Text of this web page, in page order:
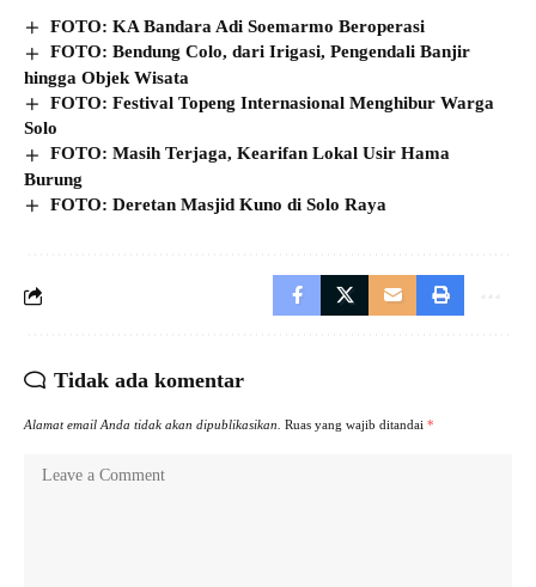
FOTO: KA Bandara Adi Soemarmo Beroperasi
FOTO: Bendung Colo, dari Irigasi, Pengendali Banjir
hingga Objek Wisata
FOTO: Festival Topeng Internasional Menghibur Warga
Solo
FOTO: Masih Terjaga, Kearifan Lokal Usir Hama
Burung
FOTO: Deretan Masjid Kuno di Solo Raya
Tidak ada komentar
Alamat email Anda tidak akan dipublikasikan. Ruas yang wajib ditandai *